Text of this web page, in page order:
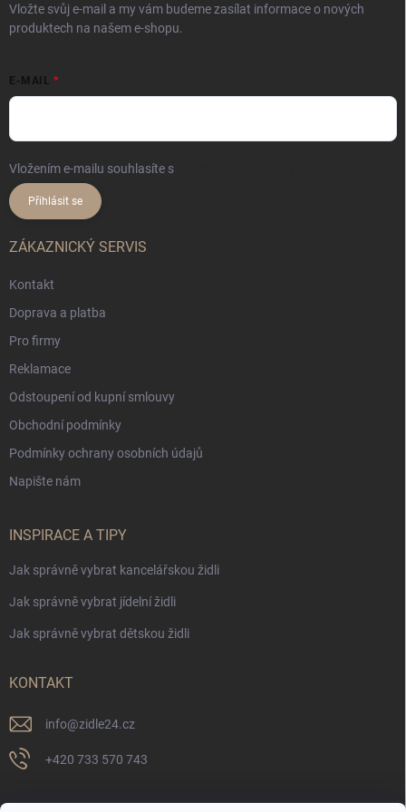
Vložte svůj e-mail a my vám budeme zasílat informace o nových
produktech na našem e-shopu.
E-MAIL
Vložením e-mailu souhlasíte s
Přihlásit se
ZÁKAZNICKÝ SERVIS
Kontakt
Doprava a platba
Pro firmy
Reklamace
Odstoupení od kupní smlouvy
Obchodní podmínky
Podmínky ochrany osobních údajů
Napište nám
INSPIRACE A TIPY
Jak správně vybrat kancelářskou židli
Jak správně vybrat jídelní židli
Jak správně vybrat dětskou židli
KONTAKT
info@zidle24.cz
+420 733 570 743